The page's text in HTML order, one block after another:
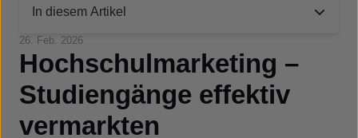
In diesem Artikel
26. Feb. 2026
Hochschulmarketing –
Studiengänge effektiv
vermarkten